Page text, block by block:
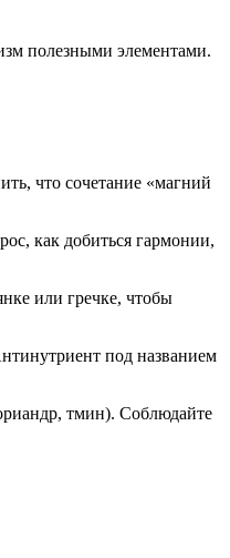
полезными элементами.
что сочетание «магний
как добиться гармонии,
или гречке, чтобы
под названием
тмин). Соблюдайте